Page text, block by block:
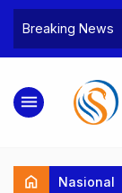
Breaking News
Bea Cukai
Pelaku beserta
dan 146 Gram
menu
home Nasional